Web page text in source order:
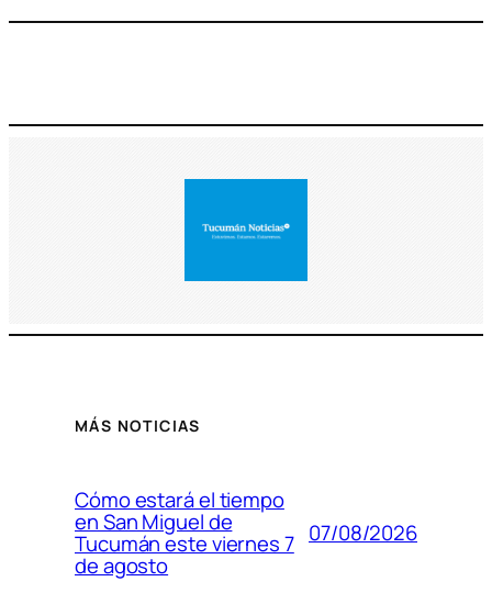
MÁS NOTICIAS
Cómo estará el tiempo
en San Miguel de
Tucumán este viernes 7
de agosto
07/08/2026